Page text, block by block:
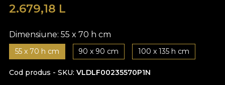
2.679,18 L
Dimensiune: 55 x 70 h cm
55 x 70 h cm 90 x 90 cm 100 x 135 h cm
Cod produs - SKU VLDLF00235570P1N